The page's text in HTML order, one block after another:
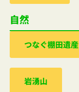
自然
つなぐ棚田遺産
岩湧山